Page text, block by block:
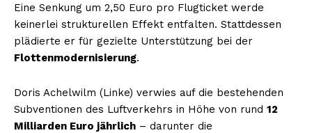
Eine Senkung um 2,50 Euro pro Flugticket werde
keinerlei strukturellen Effekt entfalten. Stattdessen
plädierte er für gezielte Unterstützung bei der
Flottenmodernisierung.
Doris Achelwilm (Linke) verwies auf die bestehenden
Subventionen des Luftverkehrs in Höhe von rund 12
Milliarden Euro jährlich – darunter die